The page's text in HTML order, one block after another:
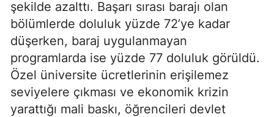
şekilde azalttı. Başarı sırası barajı olan
bölümlerde doluluk yüzde 72’ye kadar
düşerken, baraj uygulanmayan
programlarda ise yüzde 77 doluluk görüldü.
Özel üniversite ücretlerinin erişilemez
seviyelere çıkması ve ekonomik krizin
yarattığı mali baskı, öğrencileri devlet